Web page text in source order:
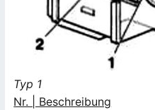
Typ 1
Nr. | Beschreibung